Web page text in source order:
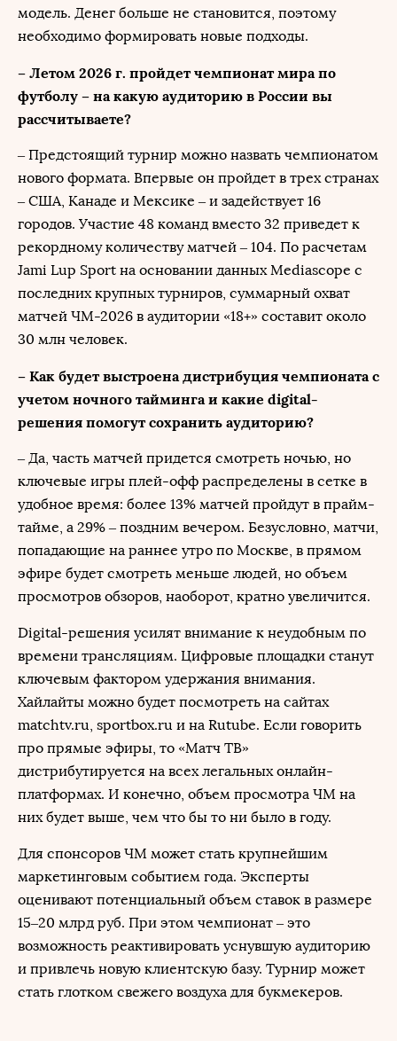
модель. Денег больше не становится, поэтому
необходимо формировать новые подходы.
– Летом 2026 г. пройдет чемпионат мира по
футболу – на какую аудиторию в России вы
рассчитываете?
– Предстоящий турнир можно назвать чемпионатом
нового формата. Впервые он пройдет в трех странах
– США, Канаде и Мексике – и задействует 16
городов. Участие 48 команд вместо 32 приведет к
рекордному количеству матчей – 104. По расчетам
Jami Lup Sport на основании данных Mediascope c
последних крупных турниров, суммарный охват
матчей ЧМ-2026 в аудитории «18+» составит около
30 млн человек.
– Как будет выстроена дистрибуция чемпионата с
учетом ночного тайминга и какие digital-
решения помогут сохранить аудиторию?
– Да, часть матчей придется смотреть ночью, но
ключевые игры плей-офф распределены в сетке в
удобное время: более 13% матчей пройдут в прайм-
тайме, а 29% – поздним вечером. Безусловно, матчи,
попадающие на раннее утро по Москве, в прямом
эфире будет смотреть меньше людей, но объем
просмотров обзоров, наоборот, кратно увеличится.
Digital-решения усилят внимание к неудобным по
времени трансляциям. Цифровые площадки станут
ключевым фактором удержания внимания.
Хайлайты можно будет посмотреть на сайтах
matchtv.ru, sportbox.ru и на Rutube. Если говорить
про прямые эфиры, то «Матч ТВ»
дистрибутируется на всех легальных онлайн-
платформах. И конечно, объем просмотра ЧМ на
них будет выше, чем что бы то ни было в году.
Для спонсоров ЧМ может стать крупнейшим
маркетинговым событием года. Эксперты
оценивают потенциальный объем ставок в размере
15–20 млрд руб. При этом чемпионат – это
возможность реактивировать уснувшую аудиторию
и привлечь новую клиентскую базу. Турнир может
стать глотком свежего воздуха для букмекеров.